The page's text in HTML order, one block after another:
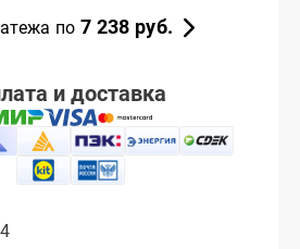
по 7 238 руб.
и доставка